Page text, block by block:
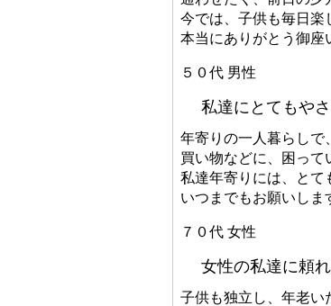
今では、子供も毎日楽
本当にありがとう御座
５０代 男性
私達にとてもや
年寄りの一人暮らしで
買い物などに、困って
私達年寄りには、とて
いつまでもお願いしま
７０代 女性
女性の私達に頼
子供も独立し、年老い